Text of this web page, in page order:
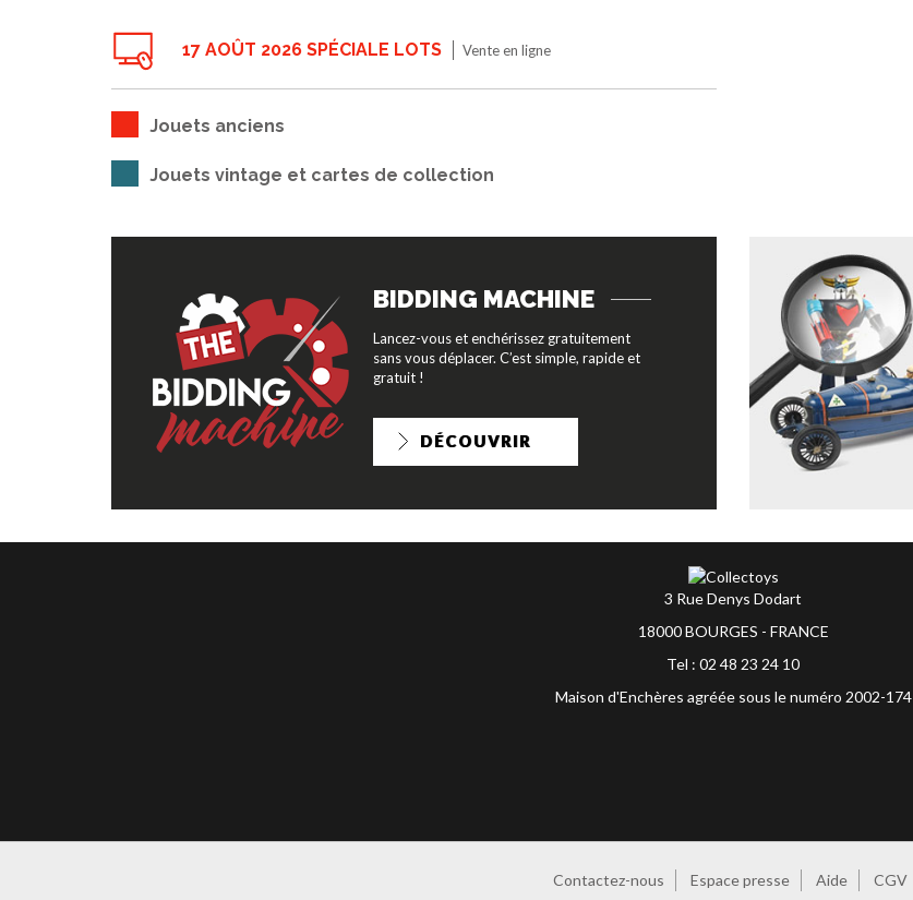
17 AOÛT 2026 SPÉCIALE LOTS Vente en ligne
Jouets anciens
Jouets vintage et cartes de collection
BIDDING MACHINE
Lancez-vous et enchérissez gratuitement
sans vous déplacer. C’est simple, rapide et
gratuit !
DÉCOUVRIR
3 Rue Denys Dodart
18000 BOURGES - FRANCE
Tel : 02 48 23 24 10
Maison d'Enchères agréée sous le numéro 2002-174
Contactez-nous Espace presse Aide CGV